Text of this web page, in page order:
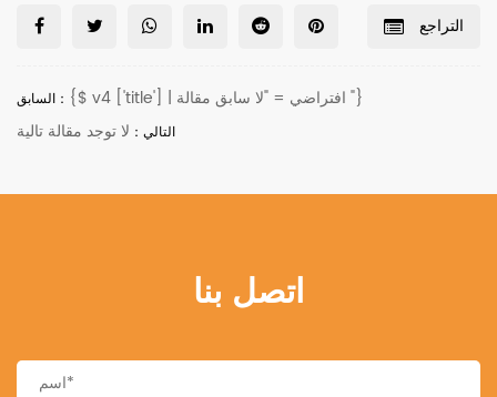
التراجع
السابق： {$ v4 ['title'] | افتراضي = "لا سابق مقالة "}
التالي： لا توجد مقالة تالية
اتصل بنا